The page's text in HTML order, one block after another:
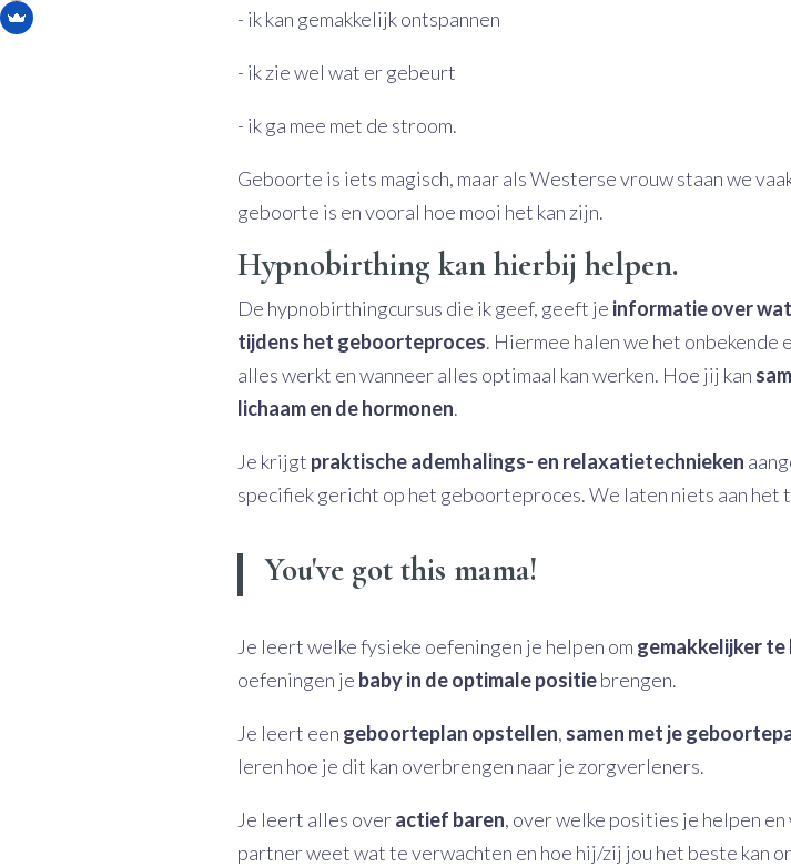
- ik kan gemakkelijk ontspannen
- ik zie wel wat er gebeurt
- ik ga mee met de stroom.
Geboorte is iets magisch, maar als Westerse vrouw staan we
geboorte is en vooral hoe mooi het kan zijn.
Hypnobirthing kan hierbij helpen.
De hypnobirthingcursus die ik geef, geeft je informatie over
tijdens het geboorteproces. Hiermee halen we het onbekende
alles werkt en wanneer alles optimaal kan werken. Hoe jij kan
lichaam en de hormonen.
Je krijgt praktische ademhalings- en relaxatietechnieken
specifiek gericht op het geboorteproces. We laten niets aan het
You've got this mama!
Je leert welke fysieke oefeningen je helpen om gemakkelijker te
oefeningen je baby in de optimale positiebrengen.
Je leert een geboorteplan opstellen, samen met je
leren hoe je dit kan overbrengen naar je zorgverleners.
Je leert alles overactief baren, over welke posities je helpen en
partner weet wat te verwachten en hoe hij/zij jou het beste kan